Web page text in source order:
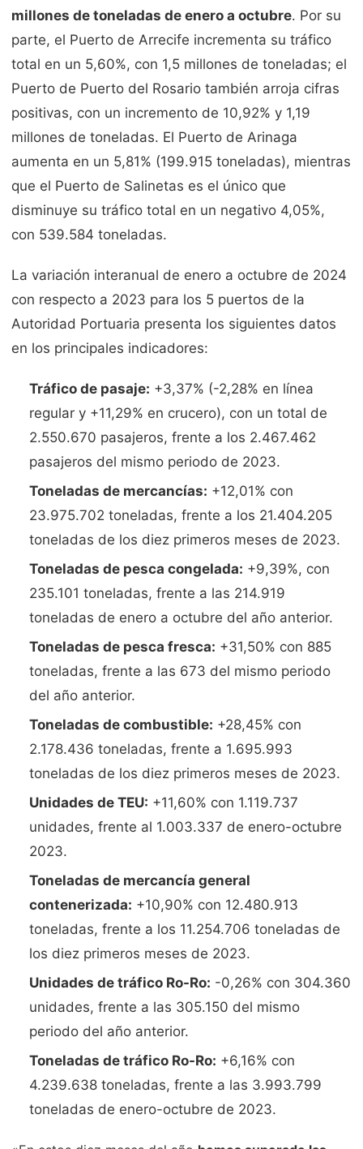
millones de toneladas de enero a octubre. Por su
parte, el Puerto de Arrecife incrementa su tráfico
total en un 5,60%, con 1,5 millones de toneladas; el
Puerto de Puerto del Rosario también arroja cifras
positivas, con un incremento de 10,92% y 1,19
millones de toneladas. El Puerto de Arinaga
aumenta en un 5,81% (199.915 toneladas), mientras
que el Puerto de Salinetas es el único que
disminuye su tráfico total en un negativo 4,05%,
con 539.584 toneladas.
La variación interanual de enero a octubre de 2024
con respecto a 2023 para los 5 puertos de la
Autoridad Portuaria presenta los siguientes datos
en los principales indicadores:
Tráfico de pasaje: +3,37% (-2,28% en línea
regular y +11,29% en crucero), con un total de
2.550.670 pasajeros, frente a los 2.467.462
pasajeros del mismo periodo de 2023.
Toneladas de mercancías: +12,01% con
23.975.702 toneladas, frente a los 21.404.205
toneladas de los diez primeros meses de 2023.
Toneladas de pesca congelada: +9,39%, con
235.101 toneladas, frente a las 214.919
toneladas de enero a octubre del año anterior.
Toneladas de pesca fresca: +31,50% con 885
toneladas, frente a las 673 del mismo periodo
del año anterior.
Toneladas de combustible: +28,45% con
2.178.436 toneladas, frente a 1.695.993
toneladas de los diez primeros meses de 2023.
Unidades de TEU: +11,60% con 1.119.737
unidades, frente al 1.003.337 de enero-octubre
2023.
Toneladas de mercancía general
contenerizada: +10,90% con 12.480.913
toneladas, frente a los 11.254.706 toneladas de
los diez primeros meses de 2023.
Unidades de tráfico Ro-Ro: -0,26% con 304.360
unidades, frente a las 305.150 del mismo
periodo del año anterior.
Toneladas de tráfico Ro-Ro: +6,16% con
4.239.638 toneladas, frente a las 3.993.799
toneladas de enero-octubre de 2023.